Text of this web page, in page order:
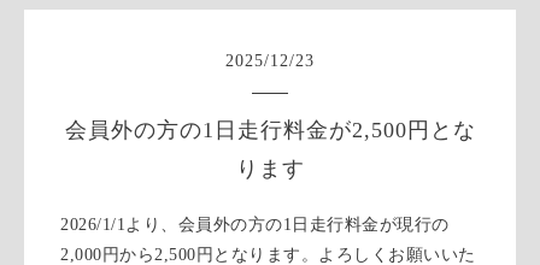
2025/12/23
会員外の方の1日走行料金が2,500円とな
ります
2026/1/1より、会員外の方の1日走行料金が現行の
2,000円から2,500円となります。よろしくお願いいた